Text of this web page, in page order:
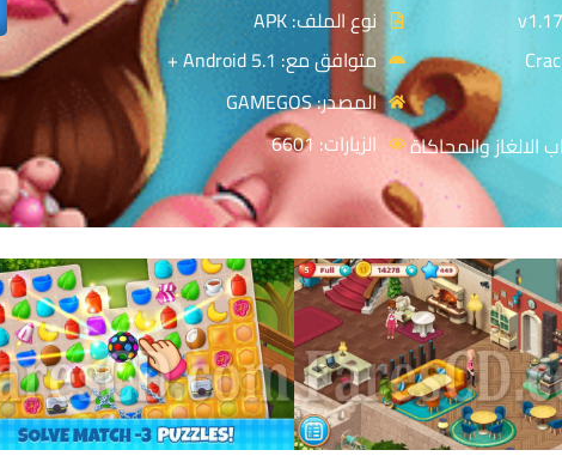
الالغاز والمحاكاة
نوع الملف: APK
متوافق مع: Android 5.1 +
المصدر: GAMEGOS
الزيارات: 6601